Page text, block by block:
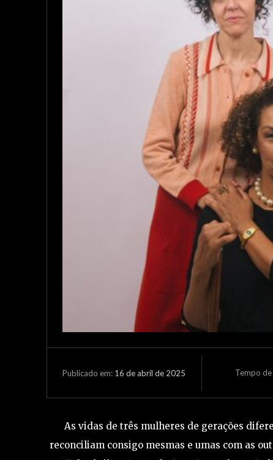
Publicado em: 16 de abril de 2025 Tempo
As vidas de três mulheres de gerações
reconciliam consigo mesmas e umas com as